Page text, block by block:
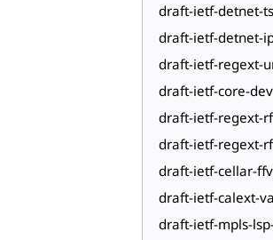
draft-ietf-detnet-
draft-ietf-detnet-
draft-ietf-regext-
draft-ietf-core-
draft-ietf-regext-
draft-ietf-regext-
draft-ietf-cellar-
draft-ietf-calext-
draft-ietf-mpls-